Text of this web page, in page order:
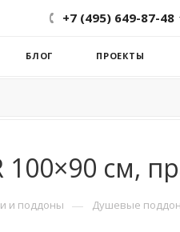
+7 (495) 649-87-48
БЛОГ ПРОЕКТЫ
100×90 см,
и поддоны — Душевые